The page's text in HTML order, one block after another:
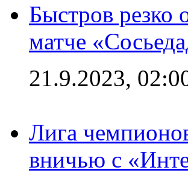
Быстров резко
матче
21.9.2023,
Лига
вничью с